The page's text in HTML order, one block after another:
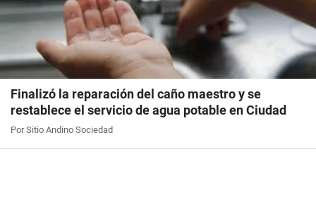
Finalizó la reparación del caño maestro y se
restablece el servicio de agua potable en Ciudad
Por Sitio Andino Sociedad